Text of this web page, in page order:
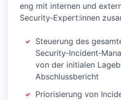
eng mit internen und
Security‑Expert:innen
Steuerung des
von der initialen
Abschlussbericht
Priorisierung von